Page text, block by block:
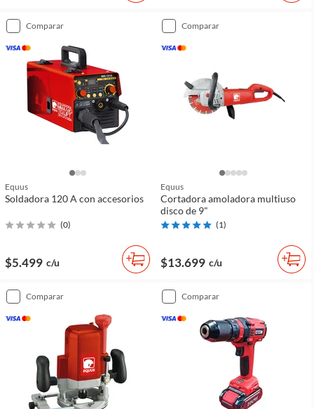
comparar
Equus
Soldadora 120 A con accesorios
(0)
$5.499 c/u
comparar
Equus
Cortadora amoladora multiuso
disco de 9"
(1)
$13.699 c/u
comparar comparar